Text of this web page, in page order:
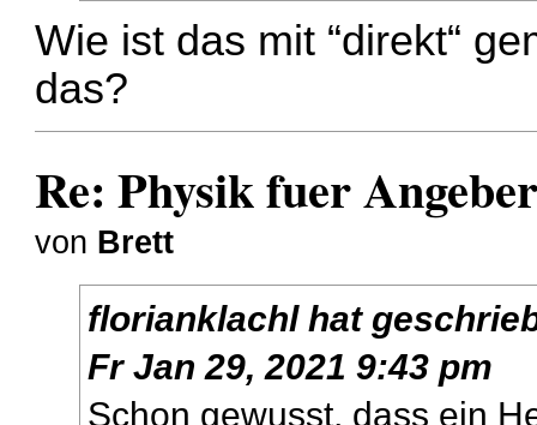
Wie ist das mit “direkt“
das?
Re: Physik fuer
von Brett
florianklachlhat
Fr Jan 29, 2021 9:43 pm
Schon gewusst, dass ein